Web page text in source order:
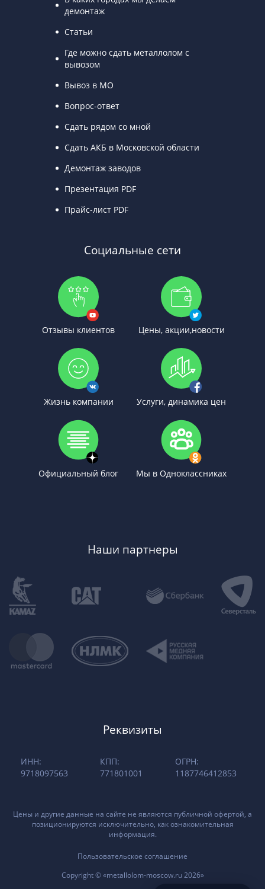
демонтаж
Статьи
Где можно сдать металлолом с
вывозом
Вывоз в МО
Вопрос-ответ
Сдать рядом со мной
Сдать АКБ в Московской области
Демонтаж заводов
Презентация PDF
Прайс-лист PDF
Социальные сети
Отзывы клиентов Цены, акции,новости
Жизнь компании Услуги, динамика цен
Официальный блог Мы в Одноклассниках
Наши партнеры
Реквизиты
ИНН:
9718097563
КПП:
771801001
ОГРН:
1187746412853
Цены и другие данные на сайте не являются публичной офертой, а
позиционируются исключительно, как ознакомительная
информация.
Пользовательское соглашение
Copyright © «metallolom-moscow.ru 2026»